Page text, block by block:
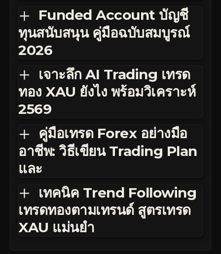
Funded Account บัญชี
ทุนสนับสนุน คู่มือฉบับสมบูรณ์
2026
เจาะลึก AI Trading เทรด
ทอง XAU ยังไง พร้อมวิเคราะห์
2569
คู่มือเทรด Forex อย่างมือ
อาชีพ: วิธีเขียน Trading Plan
และ
เทคนิค Trend Following
เทรดทองตามเทรนด์ สูตรเทรด
XAU แม่นยำ